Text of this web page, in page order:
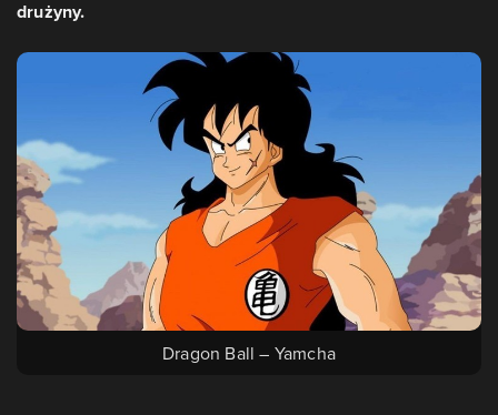
drużyny.
Dragon Ball – Yamcha